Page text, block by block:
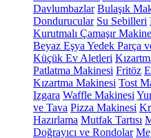
Davlumbazlar Bulaşık
Dondurucular Su Sebilleri
Kurutmalı Çamaşır
Beyaz Eşya Yedek Parça
Küçük Ev Aletleri
Patlatma Makinesi Fritöz
Kızartma Makinesi Tost
Izgara Waffle Makinesi
ve Tava Pizza Makinesi
Hazırlama Mutfak Tartısı
Doğrayıcı ve Rondolar